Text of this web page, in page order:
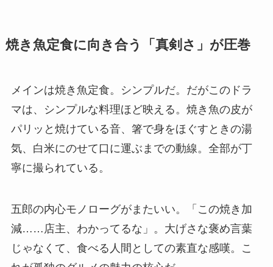
焼き魚定食に向き合う「真剣さ」が圧巻
メインは焼き魚定食。シンプルだ。だがこのドラ
マは、シンプルな料理ほど映える。焼き魚の皮が
パリッと焼けている音、箸で身をほぐすときの湯
気、白米にのせて口に運ぶまでの動線。全部が丁
寧に撮られている。
五郎の内心モノローグがまたいい。「この焼き加
減……店主、わかってるな」。大げさな褒め言葉
じゃなくて、食べる人間としての素直な感嘆。こ